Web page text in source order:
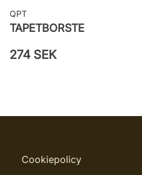
QPT
TAPETBORSTE
274 SEK
Cookiepolicy